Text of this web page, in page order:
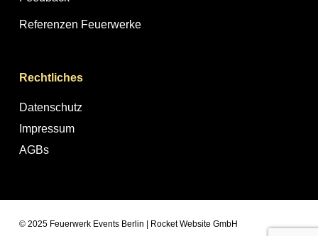
Referenzen Feuerwerke
Rechtliches
Datenschutz
Impressum
AGBs
© 2025 Feuerwerk Events Berlin | Rocket Website GmbH